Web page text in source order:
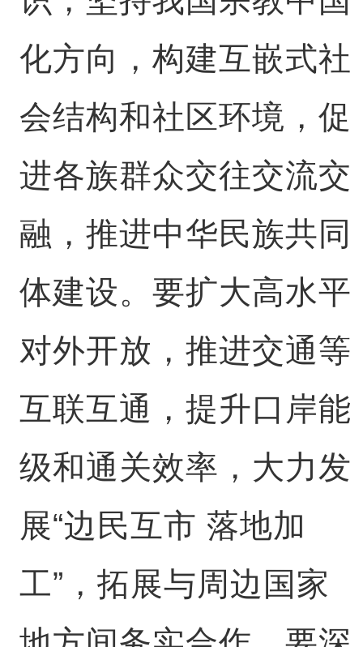
化方向，构建互嵌式社
会结构和社区环境，促
进各族群众交往交流交
融，推进中华民族共同
体建设。要扩大高水平
对外开放，推进交通等
互联互通，提升口岸能
级和通关效率，大力发
展“边民互市 落地加
工”，拓展与周边国家